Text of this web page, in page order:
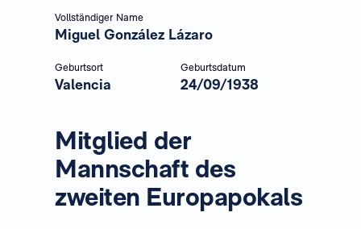
Vollständiger Name
Miguel González Lázaro
Geburtsort
Valencia
Geburtsdatum
24/09/1938
Mitglied der
Mannschaft des
zweiten Europapokals